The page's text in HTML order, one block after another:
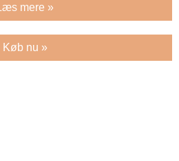
mere »
Køb nu »